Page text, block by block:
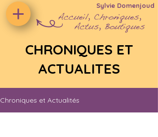
Sylvie Domenjoud
CHRONIQUES ET
ACTUALITES
Chroniques et Actualités